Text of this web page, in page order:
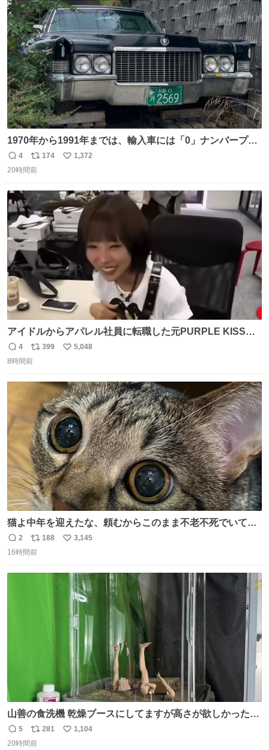
ト
数
数
1970年から1991年までは、輸入車には「0」ナンバープレ
ートが使用されていました。 その後、この制度は廃止さ
れ、すべての「0」ナンバープレートは抹消・無効化され
着した車両が発見されました。 今でも残っていること自体
が奇跡です……。
返
信
4
リ
ポ
ト
数
174
い
数
1,372
20時間前
アイドルからアパレル社員に転職した元PURPLE KISSの
ドシちゃん、入社3日目にして自社の取り扱い商品を一生
懸命PRしててほんまに…………
返
信
4
リ
ポ
399
い
数
5,048
8時間前
猫よ中年を迎えたな、頼むからこのまま不老不死でいてく
れ…と願ってから、いや人間の家族が死に絶えて猫だけこ
の世に置いていくなんてひどいことはできない…と思って
愛がられて困ることもなかろうなと思ったのでやっぱり猫
よ不老不死でいてくれ
返
信
2
リ
ポ
188
い
数
3,145
16時間前
山善の食洗機 乾燥ブースにしてますが高さが欲しかったの
でコレクションケースを置くだけのツルセコ改造 扉が手前
に開き天井の温度もしっかり上がるのでかなり使いやすく
返
信
5
リ
ポ
281
い
1,104
20時間前